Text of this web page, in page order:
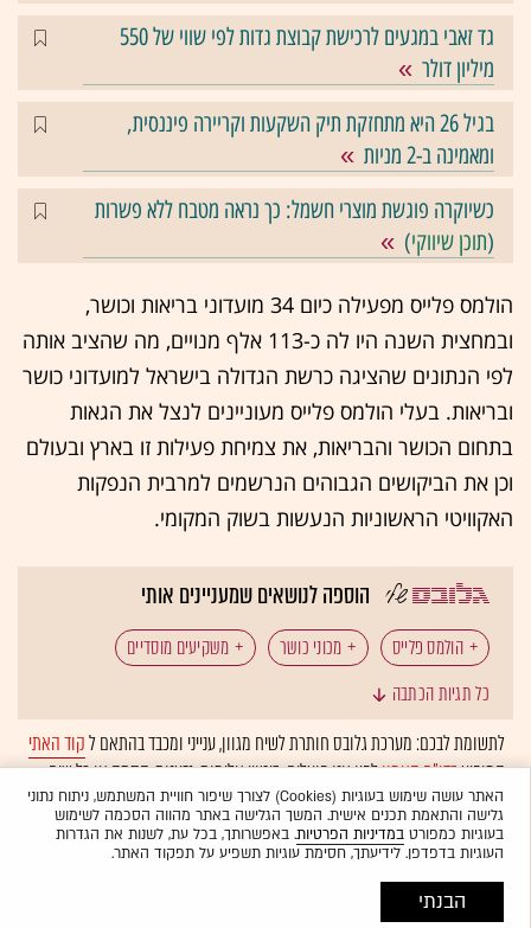
גד זאבי במגעים לרכישת קבוצת גדות לפי שווי של 550
מיליון דולר
בגיל 26 היא מתחזקת תיק השקעות וקריירה פיננסית,
ומאמינה ב-2 מניות
כשיוקרה פוגשת מוצרי חשמל: כך נראה מטבח ללא פשרות
(תוכן שיווקי)
הולמס פלייס מפעילה כיום 34 מועדוני בריאות וכושר,
ובמחצית השנה היו לה כ-113 אלף מנויים, מה שהציב אותה
לפי הנתונים שהציגה כרשת הגדולה בישראל למועדוני כושר
ובריאות. בעלי הולמס פלייס מעוניינים לנצל את הגאות
בתחום הכושר והבריאות, את צמיחת פעילות זו בארץ ובעולם
וכן את הביקושים הגבוהים הנרשמים למרבית הנפקות
האקוויטי הראשוניות הנעשות בשוק המקומי.
הוספה לנושאים שמעניינים אותי
הולמס פלייס מכוני כושר משקיעים מוסדיים
הנפקה ראשונית לציבור
כל תגיות הכתבה
לתשומת לבכם: מערכת גלובס חותרת לשיח מגוון, ענייני ומכבד בהתאם לקוד האתי
המופיעבדו"ח האמוןלפיו אנו פועלים. ביטויי אלימות, גזענות, הסתה או כל שיח
בלתי הולם אחר מסוננים בצורהאוטומטיתולא יפורסמו באתר.
האתר עושה שימוש בעוגיות (Cookies) לצורך שיפור חוויית המשתמש, ניתוח נתוני
גלישה והתאמת תכנים אישית. המשך הגלישה באתר מהווה הסכמה לשימוש
בעוגיות כמפורטבמדיניות הפרטיות. באפשרותך, בכל עת, לשנות את הגדרות
העוגיות בדפדפן. לידיעתך, חסימת עוגיות תשפיע על תפקוד האתר.
הבנתי